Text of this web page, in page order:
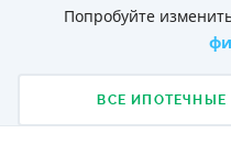
Попробуйте
ВСЕ ИПОТЕЧНЫЕ